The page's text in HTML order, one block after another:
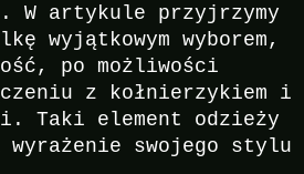
W artykule przyjrzymy
wyjątkowym wyborem,
po możliwości
z kołnierzykiem i
Taki element odzieży
swojego stylu